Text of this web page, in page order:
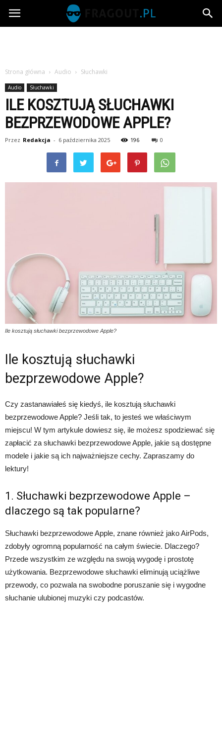
Fragout.pl
Strona główna Audio Słuchawki
Audio Słuchawki
ILE KOSZTUJĄ SŁUCHAWKI
BEZPRZEWODOWE APPLE?
Przez Redakcja - 6 października 2025 196 0
Ile kosztują słuchawki bezprzewodowe Apple?
Ile kosztują słuchawki
bezprzewodowe Apple?
Czy zastanawiałeś się kiedyś, ile kosztują słuchawki
bezprzewodowe Apple? Jeśli tak, to jesteś we właściwym
miejscu! W tym artykule dowiesz się, ile możesz spodziewać się
zapłacić za słuchawki bezprzewodowe Apple, jakie są dostępne
modele i jakie są ich najważniejsze cechy. Zapraszamy do
lektury!
1. Słuchawki bezprzewodowe Apple –
dlaczego są tak popularne?
Słuchawki bezprzewodowe Apple, znane również jako AirPods,
zdobyły ogromną popularność na całym świecie. Dlaczego?
Przede wszystkim ze względu na swoją wygodę i prostotę
użytkowania. Bezprzewodowe słuchawki eliminują uciążliwe
przewody, co pozwala na swobodne poruszanie się i wygodne
słuchanie ulubionej muzyki czy podcastów.